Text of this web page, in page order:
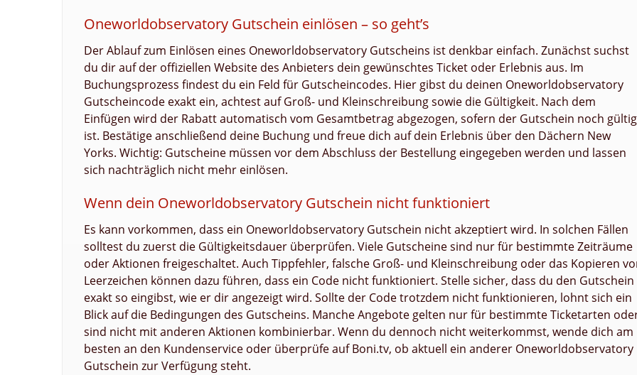
Oneworldobservatory Gutschein einlösen – so geht’s
Der Ablauf zum Einlösen eines Oneworldobservatory Gutscheins ist denkbar einfach. Zunächst suchst
du dir auf der offiziellen Website des Anbieters dein gewünschtes Ticket oder Erlebnis aus. Im
Buchungsprozess findest du ein Feld für Gutscheincodes. Hier gibst du deinen Oneworldobservatory
Gutscheincode exakt ein, achtest auf Groß- und Kleinschreibung sowie die Gültigkeit. Nach dem
Einfügen wird der Rabatt automatisch vom Gesamtbetrag abgezogen, sofern der Gutschein noch gültig
ist. Bestätige anschließend deine Buchung und freue dich auf dein Erlebnis über den Dächern New
Yorks. Wichtig: Gutscheine müssen vor dem Abschluss der Bestellung eingegeben werden und lassen
sich nachträglich nicht mehr einlösen.
Wenn dein Oneworldobservatory Gutschein nicht funktioniert
Es kann vorkommen, dass ein Oneworldobservatory Gutschein nicht akzeptiert wird. In solchen Fällen
solltest du zuerst die Gültigkeitsdauer überprüfen. Viele Gutscheine sind nur für bestimmte Zeiträume
oder Aktionen freigeschaltet. Auch Tippfehler, falsche Groß- und Kleinschreibung oder das Kopieren
Leerzeichen können dazu führen, dass ein Code nicht funktioniert. Stelle sicher, dass du den Gutschein
exakt so eingibst, wie er dir angezeigt wird. Sollte der Code trotzdem nicht funktionieren, lohnt sich ein
Blick auf die Bedingungen des Gutscheins. Manche Angebote gelten nur für bestimmte Ticketarten
sind nicht mit anderen Aktionen kombinierbar. Wenn du dennoch nicht weiterkommst, wende dich am
besten an den Kundenservice oder überprüfe auf Boni.tv, ob aktuell ein anderer Oneworldobservatory
Gutschein zur Verfügung steht.